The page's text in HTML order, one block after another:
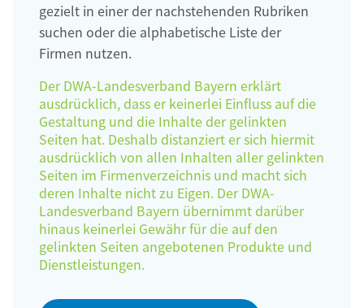
gezielt in einer der nachstehenden Rubriken
suchen oder die alphabetische Liste der
Firmen nutzen.
Der DWA-Landesverband Bayern erklärt
ausdrücklich, dass er keinerlei Einfluss auf die
Gestaltung und die Inhalte der gelinkten
Seiten hat. Deshalb distanziert er sich hiermit
ausdrücklich von allen Inhalten aller gelinkten
Seiten im Firmenverzeichnis und macht sich
deren Inhalte nicht zu Eigen. Der DWA-
Landesverband Bayern übernimmt darüber
hinaus keinerlei Gewähr für die auf den
gelinkten Seiten angebotenen Produkte und
Dienstleistungen.